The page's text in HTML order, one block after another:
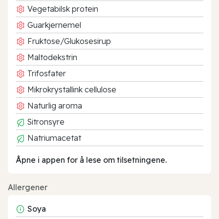
Vegetabilsk protein
Guarkjernemel
Fruktose/Glukosesirup
Maltodekstrin
Trifosfater
Mikrokrystallink cellulose
Naturlig aroma
Sitronsyre
Natriumacetat
Åpne i appen for å lese om tilsetningene.
Allergener
Soya